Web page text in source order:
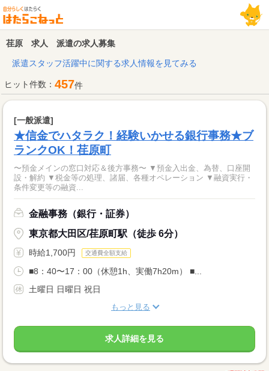
荏原 求人 派遣の求人募集
派遣スタッフ活躍中に関する求人情報を見てみる
ヒット件数： 457件
[一般派遣]
★信金でハタラク！経験いかせる銀行事務★ブ
ランクOK！荏原町
〜預金メインの窓口対応＆後方事務〜 ▼預金入出金、為替、口座開
設・解約 ▼税金等の処理、諸届、各種オペレーション ▼融資実行・
条件変更等の融資...
金融事務（銀行・証券）
東京都大田区/荏原町駅（徒歩 6分）
時給1,700円 交通費全額支給
■8：40〜17：00（休憩1h、実働7h20m） ■...
土曜日 日曜日 祝日
もっと見る
求人詳細を見る